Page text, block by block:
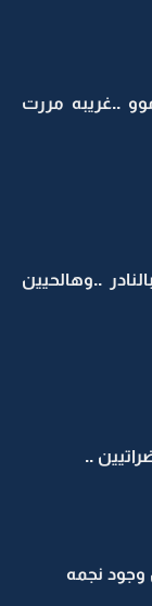
..غريبه مررت
..وهالحيين
..
نجمه